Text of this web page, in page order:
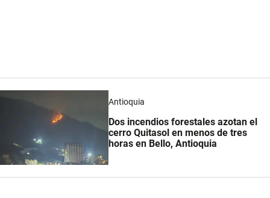
Antioquia
Dos incendios forestales azotan el
cerro Quitasol en menos de tres
horas en Bello, Antioquia